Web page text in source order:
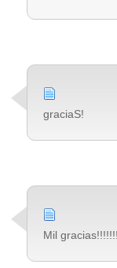
graciaS!
Mil